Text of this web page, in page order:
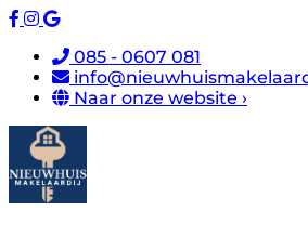
085 - 0607 081
Naar onze website ›